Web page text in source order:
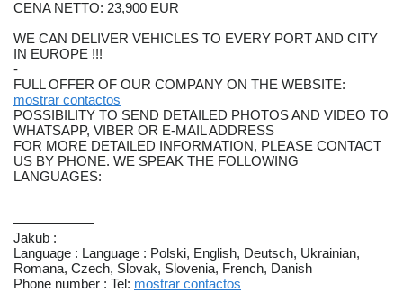
CENA NETTO: 23,900 EUR
WE CAN DELIVER VEHICLES TO EVERY PORT AND CITY
IN EUROPE !!!
-
FULL OFFER OF OUR COMPANY ON THE WEBSITE:
mostrar contactos
POSSIBILITY TO SEND DETAILED PHOTOS AND VIDEO TO
WHATSAPP, VIBER OR E-MAIL ADDRESS
FOR MORE DETAILED INFORMATION, PLEASE CONTACT
US BY PHONE. WE SPEAK THE FOLLOWING
LANGUAGES:
——————
Jakub :
Language : Language : Polski, English, Deutsch, Ukrainian,
Romana, Czech, Slovak, Slovenia, French, Danish
Phone number : Tel: mostrar contactos